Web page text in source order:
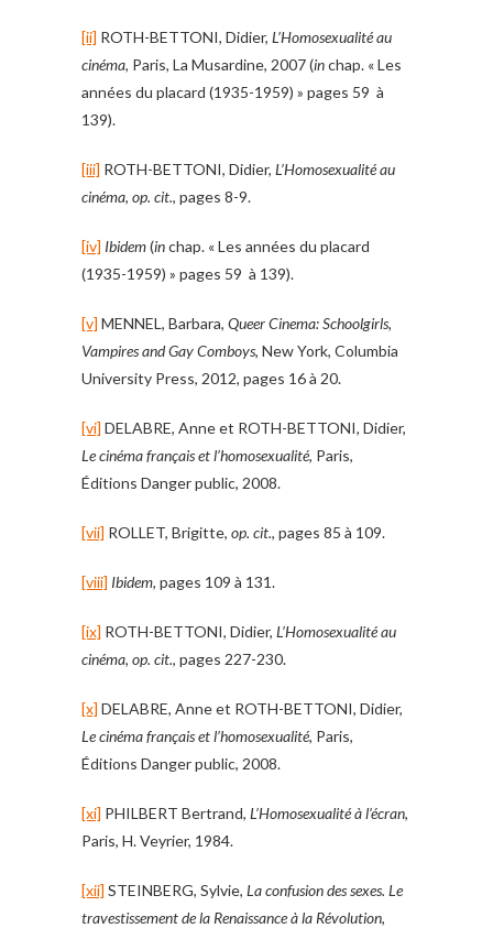
[ii] ROTH-BETTONI, Didier, L’Homosexualité au
cinéma, Paris, La Musardine, 2007 (inchap. « Les
années du placard (1935-1959) » pages 59 à
139).
[iii] ROTH-BETTONI, Didier, L’Homosexualité au
cinéma, op. cit., pages 8-9.
[iv] Ibidem(inchap. « Les années du placard
(1935-1959) » pages 59 à 139).
[v] MENNEL, Barbara, Queer Cinema: Schoolgirls,
Vampires and Gay Comboys, New York, Columbia
University Press, 2012, pages 16 à 20.
[vi] DELABRE, Anne et ROTH-BETTONI, Didier,
Le cinéma français et l’homosexualité, Paris,
Éditions Danger public, 2008.
[vii] ROLLET, Brigitte, op. cit., pages 85 à 109.
[viii] Ibidem, pages 109 à 131.
[ix] ROTH-BETTONI, Didier, L’Homosexualité au
cinéma, op. cit., pages 227-230.
[x] DELABRE, Anne et ROTH-BETTONI, Didier,
Le cinéma français et l’homosexualité, Paris,
Éditions Danger public, 2008.
[xi] PHILBERT Bertrand, L’Homosexualité à l’écran,
Paris, H. Veyrier, 1984.
[xii] STEINBERG, Sylvie, La confusion des sexes. Le
travestissement de la Renaissance à la Révolution,